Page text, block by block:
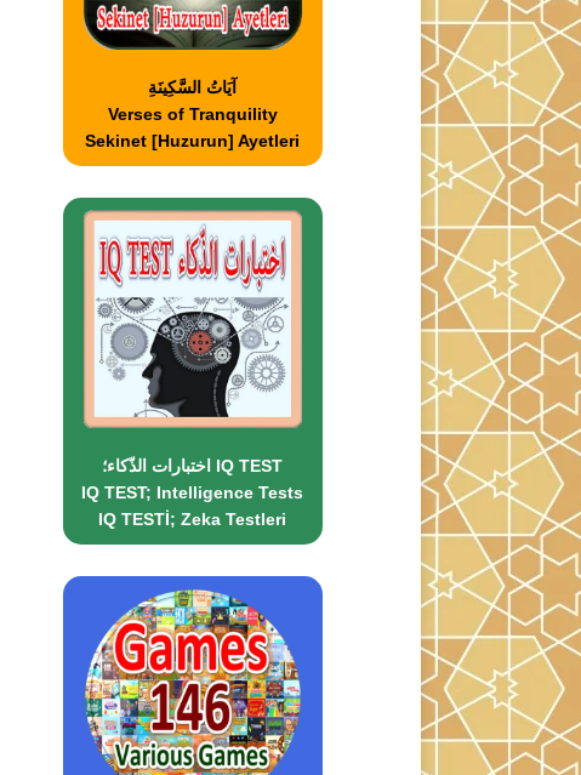
آيَاتُ السَّكِينَةِ
Verses of Tranquility
Sekinet [Huzurun] Ayetleri
اختبارات الذّكاء؛ IQ TEST
IQ TEST; Intelligence Tests
IQ TESTİ; Zeka Testleri